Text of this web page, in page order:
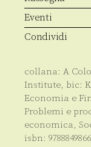
Eventi
Condividi
collana: A
Institute, bic: K
Economia e
Problemi e
economica,
isbn: